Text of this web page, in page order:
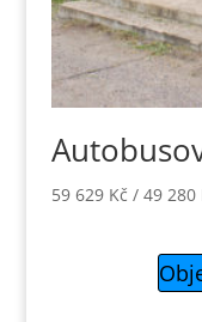
59 629 Kč / 49 280